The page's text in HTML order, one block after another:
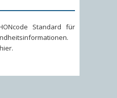
Standard für
.
.